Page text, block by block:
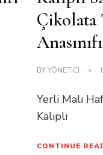
Çikolata
Anasınıfı
BYYÖNETICI
Yerli Malı
Kalıplı
CONTINUE